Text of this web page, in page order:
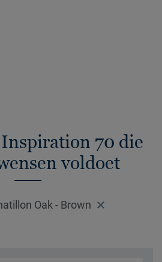
70 die
voldoet
Oak - Brown